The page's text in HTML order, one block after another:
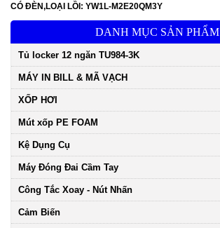
CÓ ĐÈN,LOẠI LỒI: YW1L-M2E20QM3Y
DANH MỤC SẢN PHẨM
Tủ locker 12 ngăn TU984-3K
MÁY IN BILL & MÃ VẠCH
XỐP HƠI
Mút xốp PE FOAM
Kệ Dụng Cụ
Máy Đóng Đai Cầm Tay
Công Tắc Xoay - Nút Nhấn
Cảm Biến